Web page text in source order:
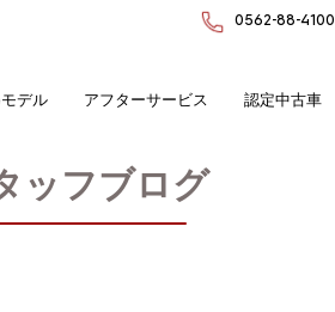
0562-88-4100
デル アフターサービス 認定中古車
ッフブログ